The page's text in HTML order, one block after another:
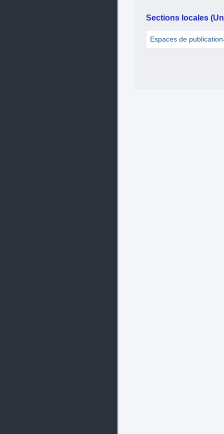
Sections locales
Espaces de